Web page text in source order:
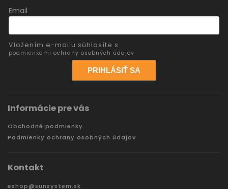
Email
Vložením e-mailu súhlasíte s
podmienkami ochrany osobných údajov
PRIHLÁSIŤ SA
Informácie pre vás
Obchodné podmienky
Podmienky ochrany osobných údajov
Kontakt
eshop@sunsystem.sk